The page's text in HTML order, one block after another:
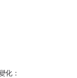
化：